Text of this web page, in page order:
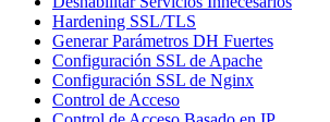
Hardening SSL/TLS
Generar Parámetros DH Fuertes
Configuración SSL de Apache
Configuración SSL de Nginx
Control de Acceso